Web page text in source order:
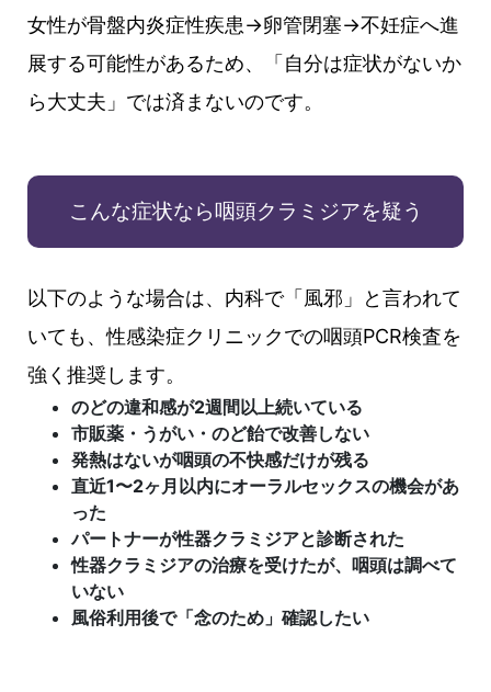
女性が骨盤内炎症性疾患→卵管閉塞→不妊症へ進
展する可能性があるため、「自分は症状がないか
ら大丈夫」では済まないのです。
こんな症状なら咽頭クラミジアを疑う
以下のような場合は、内科で「風邪」と言われて
いても、性感染症クリニックでの咽頭PCR検査を
強く推奨します。
のどの違和感が2週間以上続いている
市販薬・うがい・のど飴で改善しない
発熱はないが咽頭の不快感だけが残る
直近1〜2ヶ月以内にオーラルセックスの機会があ
った
パートナーが性器クラミジアと診断された
性器クラミジアの治療を受けたが、咽頭は調べて
いない
風俗利用後で「念のため」確認したい